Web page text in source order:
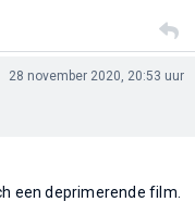
28 november 2020, 20:53 uur
een deprimerende film.